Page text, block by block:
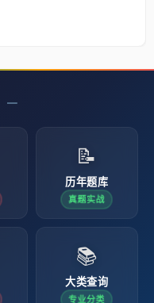
—
📝
历年题库
真题实战
📚
大类查询
专业分类